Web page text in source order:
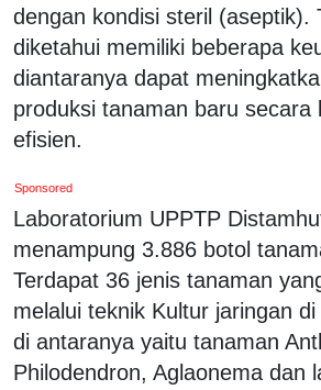
dengan kondisi steril (aseptik).
diketahui memiliki beberapa
diantaranya dapat
produksi tanaman baru secara
efisien.
Sponsored
Laboratorium UPPTP
menampung 3.886 botol
Terdapat 36 jenis tanaman
melalui teknik Kultur jaringan
di antaranya yaitu tanaman
Philodendron, Aglaonema dan